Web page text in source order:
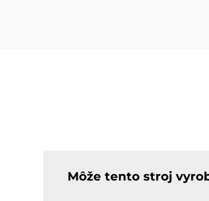
Môže tento stroj